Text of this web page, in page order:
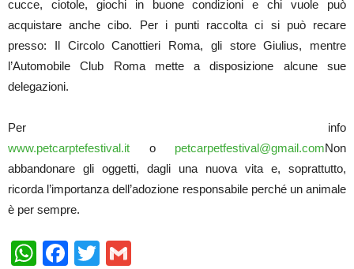
cucce, ciotole, giochi in buone condizioni e chi vuole può
acquistare anche cibo. Per i punti raccolta ci si può recare
presso: Il Circolo Canottieri Roma, gli store Giulius, mentre
l’Automobile Club Roma mette a disposizione alcune sue
delegazioni.
Per info
www.petcarptefestival.it o petcarpetfestival@gmail.comNon
abbandonare gli oggetti, dagli una nuova vita e, soprattutto,
ricorda l’importanza dell’adozione responsabile perché un animale
è per sempre.
WhatsApp
Facebook
Twitter